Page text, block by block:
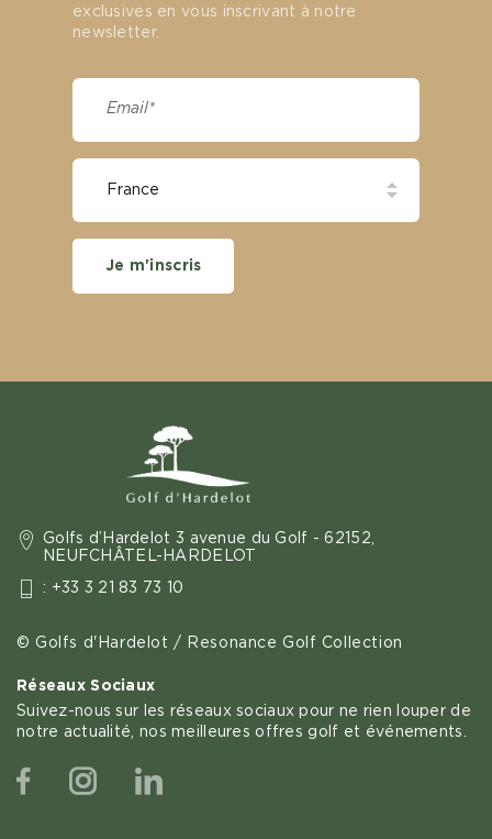
Golfs d’Hardelot 3 avenue du Golf - 62152,
NEUFCHÂTEL-HARDELOT
: +33 3 21 83 73 10
© Golfs d'Hardelot / Resonance Golf Collection
Réseaux Sociaux
Suivez-nous sur les réseaux sociaux pour ne rien louper de
notre actualité, nos meilleures offres golf et événements.
FacebookInstagram
exclusives en vous inscrivant à notre
newsletter.
Je m'inscris